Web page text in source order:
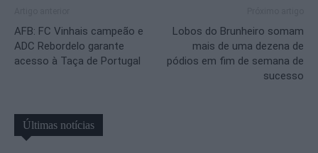
AFB: FC Vinhais campeão e
ADC Rebordelo garante
acesso à Taça de Portugal
Lobos do Brunheiro somam
mais de uma dezena de
pódios em fim de semana de
sucesso
Últimas notícias